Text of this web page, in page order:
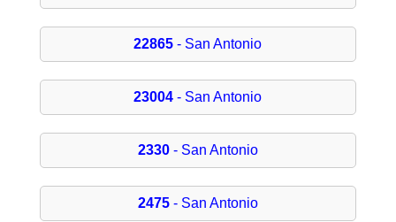
22865 - San Antonio
23004 - San Antonio
2330- San Antonio
2475- San Antonio